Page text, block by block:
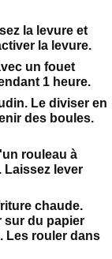
la levure et
la levure.
un fouet
1 heure.
Le diviser en
des boules.
rouleau à
Laissez lever
chaude.
sur du papier
Les rouler dans